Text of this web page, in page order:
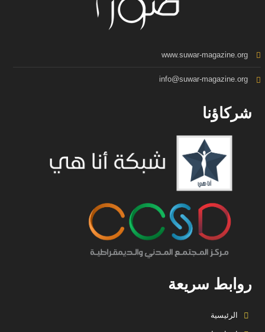
www.suwar-magazine.org
info@suwar-magazine.org
شركاؤنا
روابط سريعة
الرئيسية